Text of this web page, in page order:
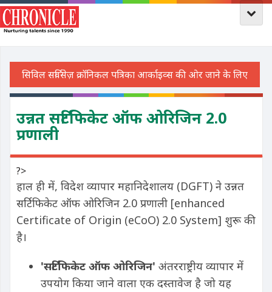
उन्नत सर्टिफिकेट ऑफ ओरिजिन 2.0
प्रणाली
?>
हाल ही में, विदेश व्यापार महानिदेशालय (DGFT) ने उन्नत
सर्टिफिकेट ऑफ ओरिजिन 2.0 प्रणाली [enhanced
Certificate of Origin (eCoO) 2.0 System] शुरू की
है।
'सर्टिफिकेट ऑफ ओरिजिन' अंतरराष्ट्रीय व्यापार में
उपयोग किया जाने वाला एक दस्तावेज है जो यह